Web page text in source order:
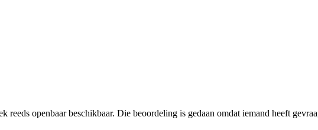
reeds openbaar beschikbaar. Die beoordeling is gedaan omdat iemand heeft